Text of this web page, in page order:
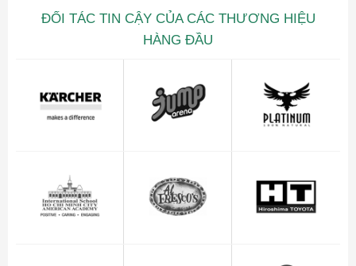
ĐỐI TÁC TIN CẬY CỦA CÁC THƯƠNG HIỆU
HÀNG ĐẦU